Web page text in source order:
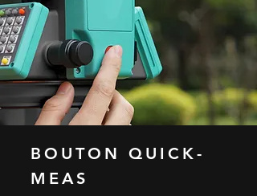
BOUTON QUICK-
MEAS